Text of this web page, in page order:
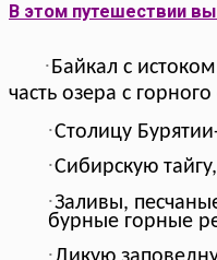
В этом путешествии
· Байкал с
часть озера с
·Столицу
·Сибирскую тайгу,
·Заливы,
бурные горные
·